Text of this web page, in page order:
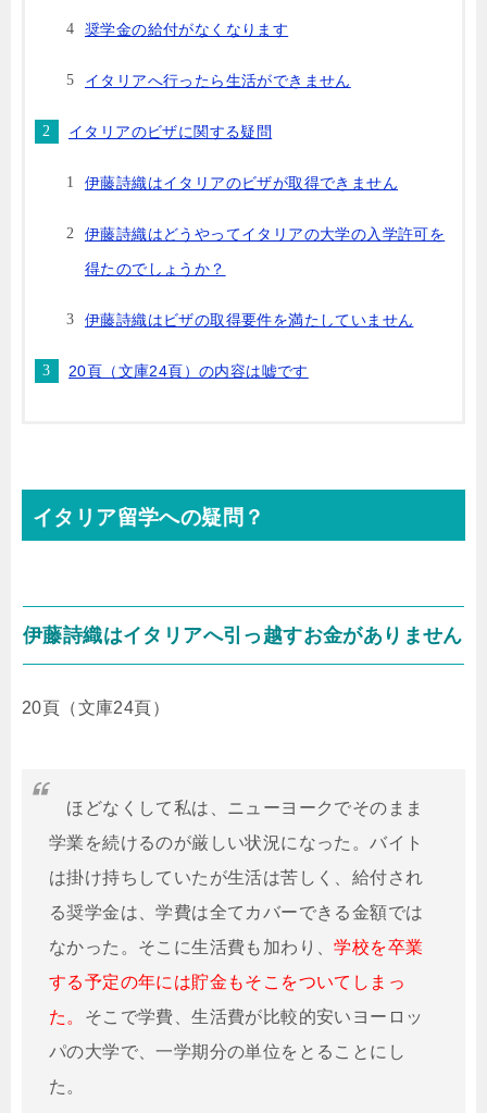
奨学金の給付がなくなります
イタリアへ行ったら生活ができません
イタリアのビザに関する疑問
伊藤詩織はイタリアのビザが取得できません
伊藤詩織はどうやってイタリアの大学の入学許可を
得たのでしょうか？
伊藤詩織はビザの取得要件を満たしていません
20頁（文庫24頁）の内容は嘘です
イタリア留学への疑問？
伊藤詩織はイタリアへ引っ越すお金がありません
20頁（文庫24頁）
ほどなくして私は、ニューヨークでそのまま
学業を続けるのが厳しい状況になった。バイト
は掛け持ちしていたが生活は苦しく、給付され
る奨学金は、学費は全てカバーできる金額では
なかった。そこに生活費も加わり、学校を卒業
する予定の年には貯金もそこをついてしまっ
た。 そこで学費、生活費が比較的安いヨーロッ
パの大学で、一学期分の単位をとることにし
た。